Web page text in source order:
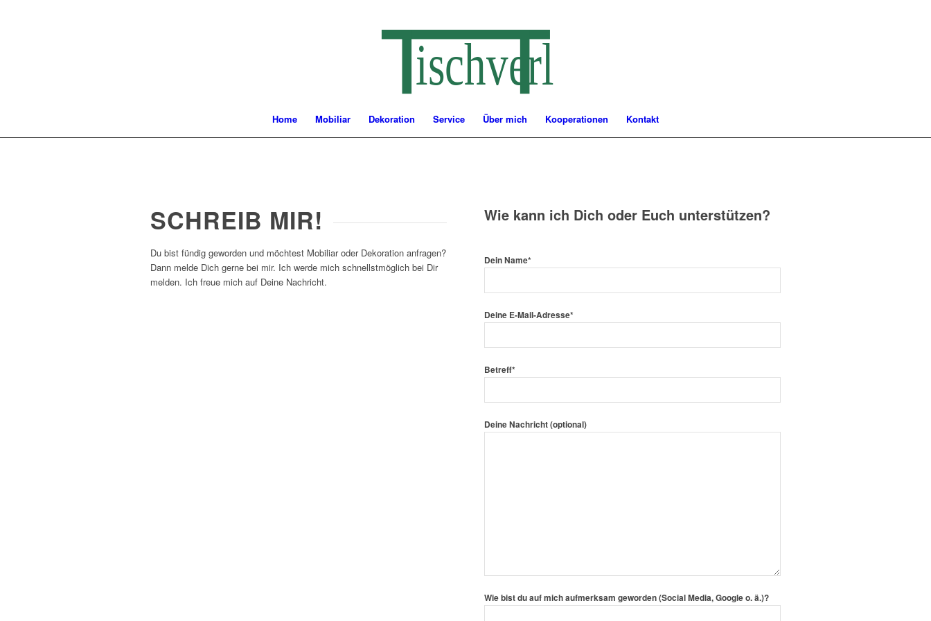
ischverlieb
Home Mobiliar Dekoration Service Über mich Kooperationen Kontakt
SCHREIB MIR!
Du bist fündig geworden und möchtest Mobiliar oder Dekoration anfragen?
Dann melde Dich gerne bei mir. Ich werde mich schnellstmöglich bei Dir
melden. Ich freue mich auf Deine Nachricht.
Wie kann ich Dich oder Euch unterstützen?
Dein Name*
Deine E-Mail-Adresse*
Betreff*
Deine Nachricht (optional)
Wie bist du auf mich aufmerksam geworden (Social Media, Google o. ä.)?